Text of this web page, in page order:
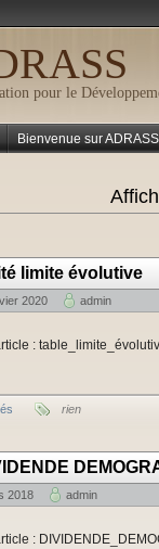
pour le
Bienvenue sur ADRASS
limite évolutive
2020 admin
:
rien
2018 admin
: